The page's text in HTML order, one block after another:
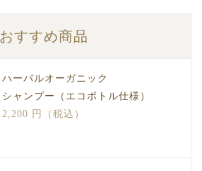
おすすめ商品
ハーバルオーガニック
シャンプー（エコボトル仕様）
2,200 円（税込）